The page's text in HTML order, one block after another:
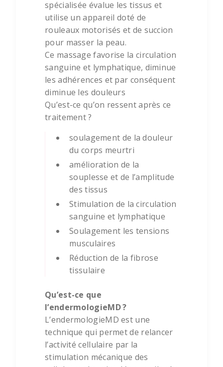
spécialisée évalue les tissus et
utilise un appareil doté de
rouleaux motorisés et de succion
pour masser la peau.
Ce massage favorise la circulation
sanguine et lymphatique, diminue
les adhérences et par conséquent
diminue les douleurs
Qu’est-ce qu’on ressent après ce
traitement ?
soulagement de la douleur
du corps meurtri
amélioration de la
souplesse et de l’amplitude
des tissus
Stimulation de la circulation
sanguine et lymphatique
Soulagement les tensions
musculaires
Réduction de la fibrose
tissulaire
Qu’est-ce que
l’endermologieMD ?
L’endermologieMD est une
technique qui permet de relancer
l’activité cellulaire par la
stimulation mécanique des